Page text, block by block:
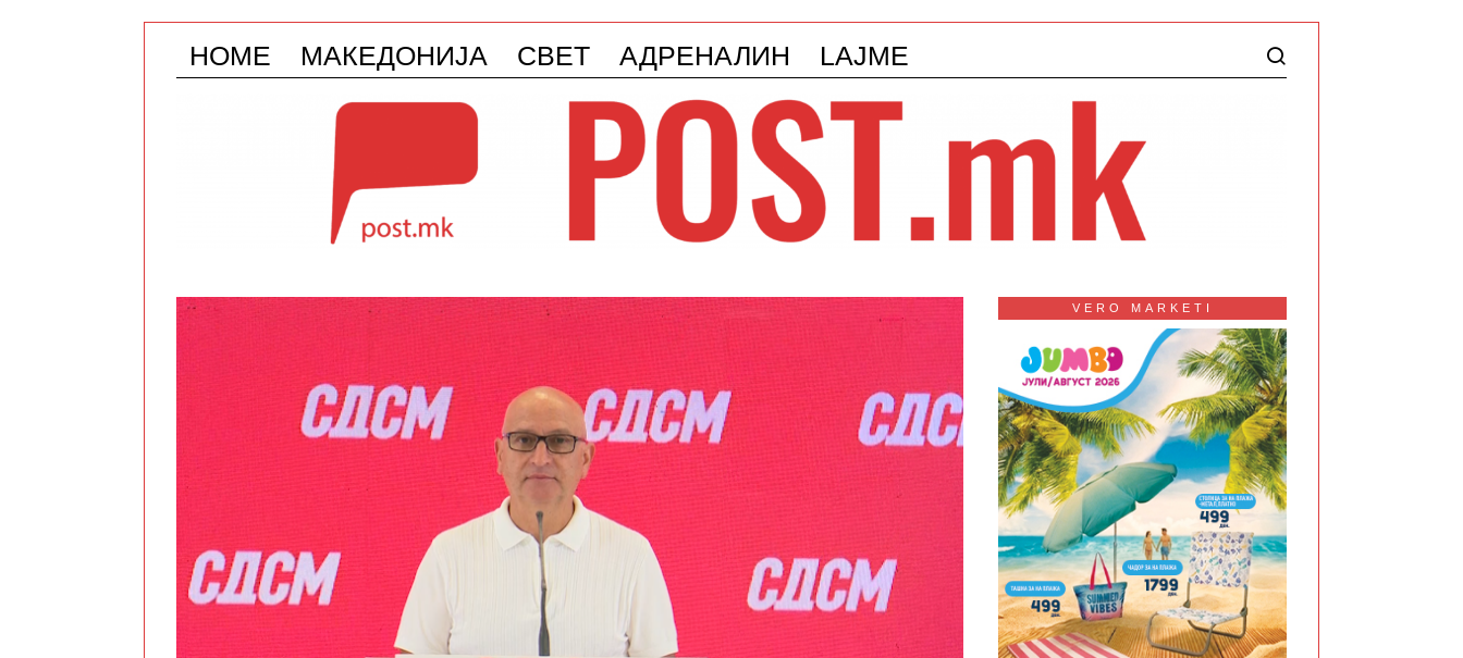
HOME МАКЕДОНИЈА СВЕТ АДРЕНАЛИН LAJME
VERO MARKETI